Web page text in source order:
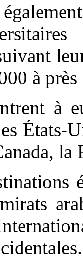
à
à
États-
la